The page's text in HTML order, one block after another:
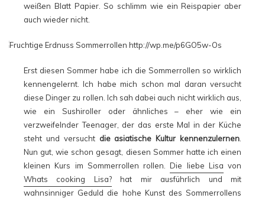
weißen Blatt Papier. So schlimm wie ein Reispapier aber
auch wieder nicht.
Erst diesen Sommer habe ich die Sommerrollen so wirklich
kennengelernt. Ich habe mich schon mal daran versucht
diese Dinger zu rollen. Ich sah dabei auch nicht wirklich aus,
wie ein Sushiroller oder ähnliches – eher wie ein
verzweifelnder Teenager, der das erste Mal in der Küche
steht und versucht die asiatische Kultur kennenzulernen
Nun gut, wie schon gesagt, diesen Sommer hatte ich einen
kleinen Kurs im Sommerrollen rollen.Die liebe Lisa von
Whats cooking Lisa?hat mir ausführlich und mit
wahnsinniger Geduld die hohe Kunst des Sommerrollens